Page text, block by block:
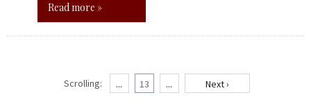
Read more »
Scrolling: ... 13 ... Next ›